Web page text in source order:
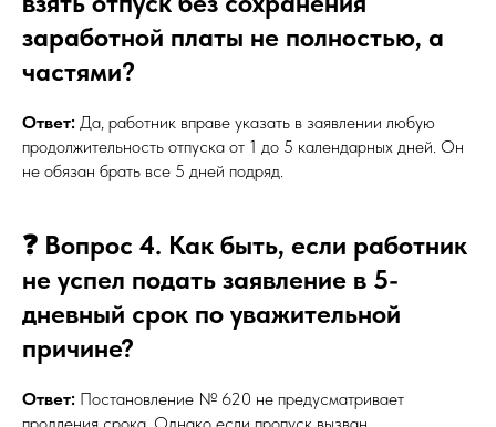
заработной платы не полностью, а
частями?
Ответ: Да, работник вправе указать в заявлении любую
продолжительность отпуска от 1 до 5 календарных дней. Он
не обязан брать все 5 дней подряд.
❓ Вопрос 4. Как быть, если работник
не успел подать заявление в 5-
дневный срок по уважительной
причине?
Ответ: Постановление № 620 не предусматривает